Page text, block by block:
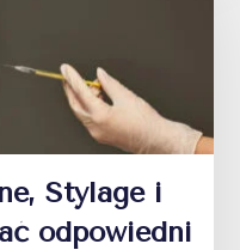
Stylage i
odpowiedni